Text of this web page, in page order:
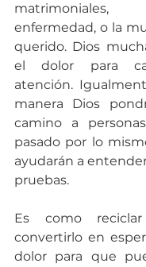
enfermedad, o la
querido. Dios
el dolor para
atención.
manera Dios
camino a
pasado por lo
ayudarán a
pruebas.
Es como
convertirlo en
dolor para que